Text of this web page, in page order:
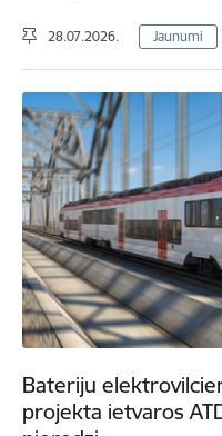
28.07.2026. Jaunumi
Bateriju
projekta ietvaros